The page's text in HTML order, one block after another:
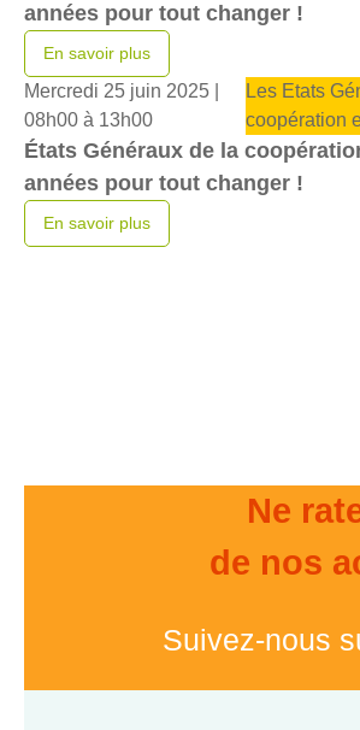
années pour tout changer !
En savoir plus
Mercredi 25 juin 2025 |
08h00 à 13h00
Les Etats
coopération
États Généraux de la
années pour tout changer !
En savoir plus
Ne
de nos
Suivez-nous